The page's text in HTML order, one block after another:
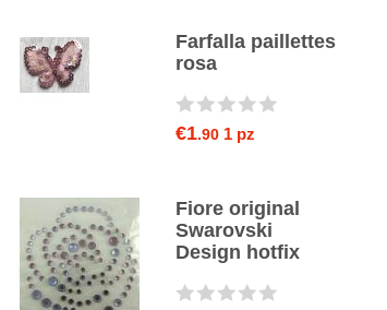
Farfalla paillettes
rosa
€1.90 1 pz
Fiore original
Swarovski
Design hotfix